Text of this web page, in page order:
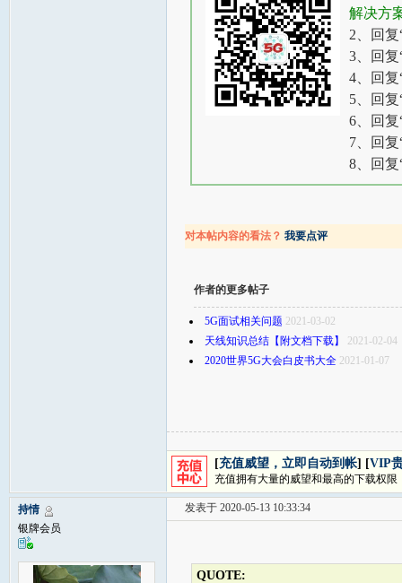
解决方
2、回复
3、回复
4、回复
5、回复
6、回复
7、回复
8、回复
对本帖内容的看法？ 我要点评
作者的更多帖子
5G面试相关问题 2021-03-02
天线知识总结【附文档下载】
2021-02-04
2020世界5G大会白皮书大全 2021-01-07
[充值威望，立即自动到帐] [VIP
充值拥有大量的威望和最高的下载权限
持情
银牌会员
发表于 2020-05-13 10:33:34
QUOTE: